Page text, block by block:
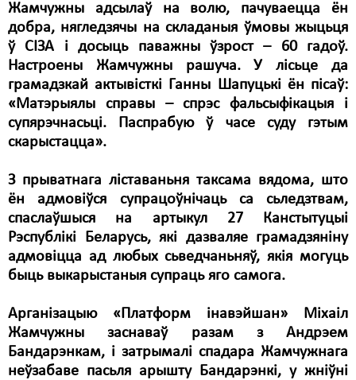
Жамчужны адсылаў на волю, пачуваецца ён
добра, нягледзячы на складаныя ўмовы жыцьця
ў СІЗА і досыць паважны ўзрост – 60 гадоў.
Настроены Жамчужны рашуча. У лісьце да
грамадзкай актывісткі Ганны Шапуцькі ён пісаў:
«Матэрыялы справы – спрэс фальсыфікацыя і
супярэчнасьці. Паспрабую ў часе суду гэтым
скарыстацца».
З прыватнага ліставаньня таксама вядома, што
ён адмовіўся супрацоўнічаць са сьледзтвам,
спаслаўшыся на артыкул 27 Канстытуцыі
Рэспублікі Беларусь, які дазваляе грамадзяніну
адмовіцца ад любых сьведчаньняў, якія могуць
быць выкарыстаныя супраць яго самога.
Арганізацыю «Платформ інавэйшан» Міхаіл
Жамчужны заснаваў разам з Андрэем
Бандарэнкам, і затрымалі спадара Жамчужнага
неўзабаве пасьля арышту Бандарэнкі, у жніўні